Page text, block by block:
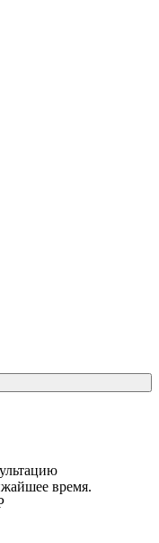
время.